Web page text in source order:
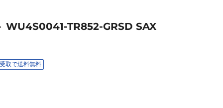
WU4S0041-TR852-GRSD SAX
取で送料無料